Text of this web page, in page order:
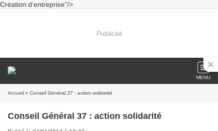
Création d’entreprise"/>
Publicité
MENU
Accueil » Conseil Général 37 : action solidarité
Conseil Général 37 : action solidarité